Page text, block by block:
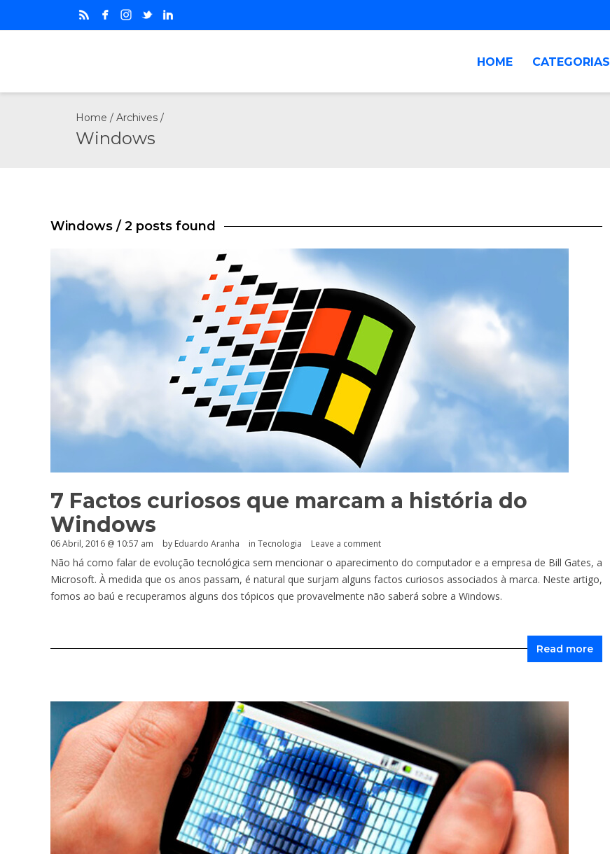
HOME CATEGORIAS
Home / Archives /
Windows
Windows / 2 posts found
7 Factos curiosos que marcam a história do
Windows
06 Abril, 2016 @ 10:57 am by Eduardo Aranha in Tecnologia Leave a comment
Não há como falar de evolução tecnológica sem mencionar o aparecimento do computador e a empresa de Bill Gates, a
Microsoft. À medida que os anos passam, é natural que surjam alguns factos curiosos associados à marca. Neste artigo,
fomos ao baú e recuperamos alguns dos tópicos que provavelmente não saberá sobre a Windows.
Read more